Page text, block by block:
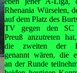
Rhenania Würselen,
auf dem Platz des
TV gegen den SC
Preuß anzutreten
die zweiten der
genannt wären, die
an der Runde